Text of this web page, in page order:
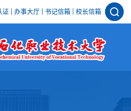
证 办事大厅 书记信箱 校长信箱